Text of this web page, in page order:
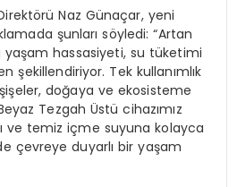
Naz Günaçar, yeni
şunları söyledi: “Artan
yaşam hassasiyeti, su tüketimi
şekillendiriyor. Tek kullanımlık
doğaya ve ekosisteme
Tezgah Üstü cihazımız
ve temiz içme suyuna kolayca
çevreye duyarlı bir yaşam